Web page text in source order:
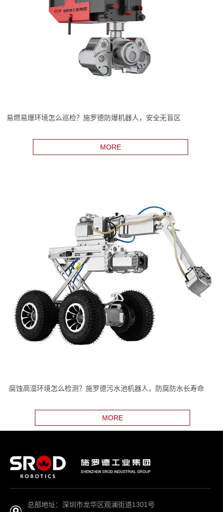
易燃易爆环境怎么巡检？施罗德防爆机器人，安全无盲区
MORE
腐蚀高湿环境怎么检测？施罗德污水池机器人，防腐防水长寿命
MORE
总部地址：深圳市龙华区观澜街道1301号